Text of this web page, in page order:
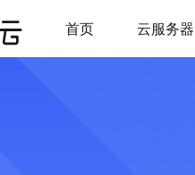
首页 云服务器